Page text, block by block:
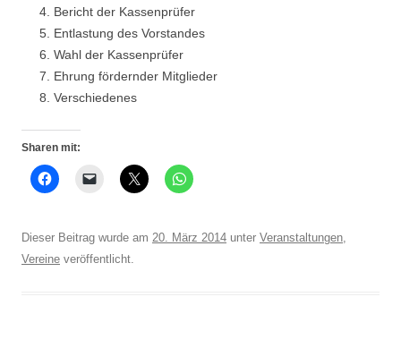
Bericht der Kassenprüfer
Entlastung des Vorstandes
Wahl der Kassenprüfer
Ehrung fördernder Mitglieder
Verschiedenes
Sharen mit:
Dieser Beitrag wurde am 20. März 2014 unter Veranstaltungen,
Vereine veröffentlicht.